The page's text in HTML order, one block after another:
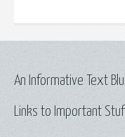
Links to Important
An Informative Text